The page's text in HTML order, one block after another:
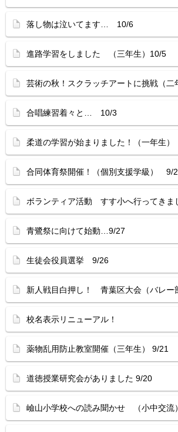
落し物は泣いてます… 10/6
進路学習をしました （三年生）10/5
芸術の秋！スクラッチアートに挑戦（二
合唱練習着々と… 10/3
柔道の学習が始まりました！（一年生
合同体育祭開催！（個別支援学級） 9/
ボランティア活動 すす小へ行ってき
青鷺祭に向けて始動…9/27
生徒会役員選挙 9/26
新人戦目白押し！ 青葉区大会（バレー
校名表示リニューアル！
薬物乱用防止教室開催（三年生） 9/21
道徳授業研究会がありました 9/20
嶮山小学校への読み聞かせ （小中交流